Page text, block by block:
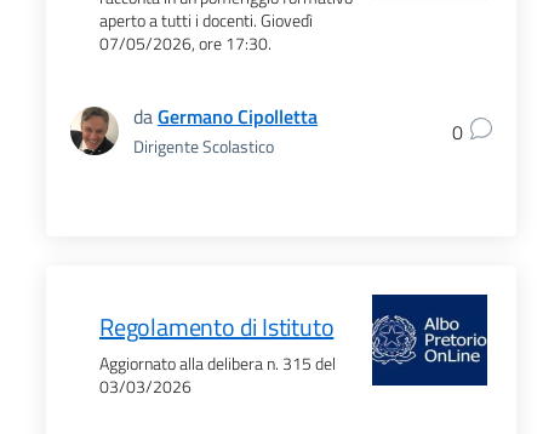
aperto a tutti i docenti. Giovedì
07/05/2026, ore 17:30.
daGermano Cipolletta
Dirigente Scolastico 0
Regolamento di Istituto
Aggiornato alla delibera n. 315 del
03/03/2026